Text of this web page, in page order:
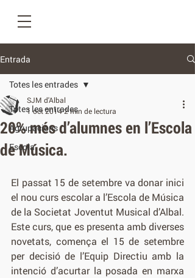
Entrada
Totes les entrades
Agrupacions
Escola
Totes les entrades
20% més d’alumnes en l’Escola
de Música.
SJM d'Albal
1 oct 20142 min de lectura
El passat 15 de setembre va donar inici
el nou curs escolar a l’Escola de Música
de la Societat Joventut Musical d’Albal.
Este curs, que es presenta amb diverses
novetats, comença el 15 de setembre
per decisió de l’Equip Directiu amb la
intenció d’acurtar la posada en marxa